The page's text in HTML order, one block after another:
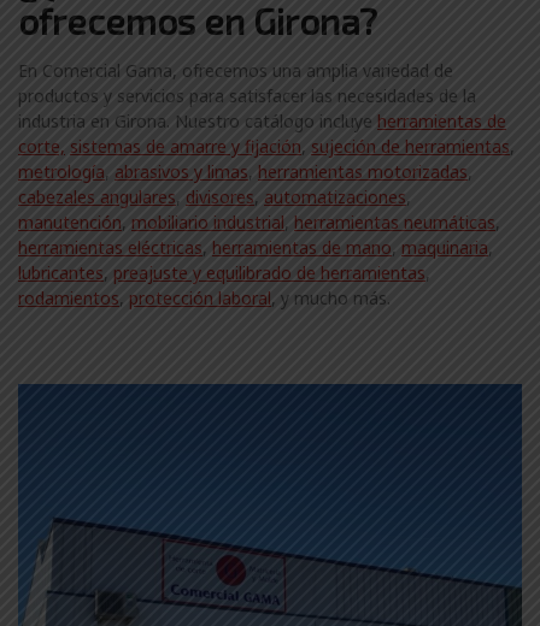
ofrecemos en Girona?
En Comercial Gama, ofrecemos una amplia variedad de
productos y servicios para satisfacer las necesidades de la
industria en Girona. Nuestro catálogo incluye herramientas de
corte, sistemas de amarre y fijación, sujeción de herramientas,
metrología, abrasivos y limas, herramientas motorizadas,
cabezales angulares, divisores, automatizaciones,
manutención, mobiliario industrial, herramientas neumáticas,
herramientas eléctricas, herramientas de mano, maquinaria,
lubricantes, preajuste y equilibrado de herramientas,
rodamientos, protección laboral, y mucho más.